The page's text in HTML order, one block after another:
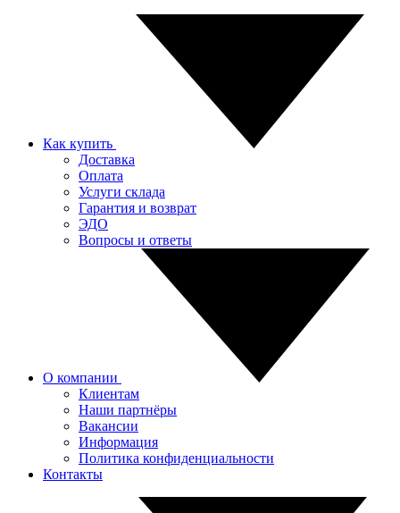
Как купить
Доставка
Оплата
Услуги склада
Гарантия и возврат
ЭДО
Вопросы и ответы
О компании
Клиентам
Наши партнёры
Вакансии
Информация
Политика конфиденциальности
Контакты